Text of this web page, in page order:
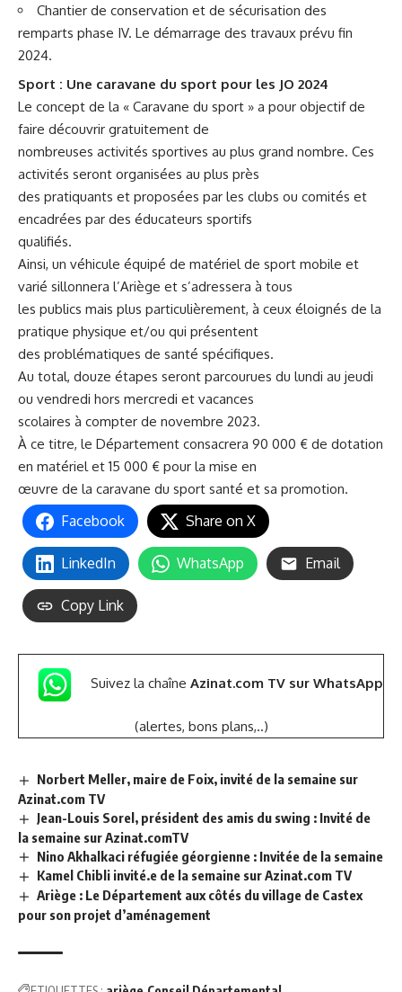
Chantier de conservation et de sécurisation des
remparts phase IV. Le démarrage des travaux prévu fin
2024.
Sport : Une caravane du sport pour les JO 2024
Le concept de la « Caravane du sport » a pour objectif de
faire découvrir gratuitement de
nombreuses activités sportives au plus grand nombre. Ces
activités seront organisées au plus près
des pratiquants et proposées par les clubs ou comités et
encadrées par des éducateurs sportifs
qualifiés.
Ainsi, un véhicule équipé de matériel de sport mobile et
varié sillonnera l’Ariège et s’adressera à tous
les publics mais plus particulièrement, à ceux éloignés de la
pratique physique et/ou qui présentent
des problématiques de santé spécifiques.
Au total, douze étapes seront parcourues du lundi au jeudi
ou vendredi hors mercredi et vacances
scolaires à compter de novembre 2023.
À ce titre, le Département consacrera 90 000 € de dotation
en matériel et 15 000 € pour la mise en
œuvre de la caravane du sport santé et sa promotion.
Facebook Share on X
LinkedIn WhatsApp Email
Copy Link
Suivez la chaîne Azinat.com TV sur WhatsApp
(alertes, bons plans,..)
Norbert Meller, maire de Foix, invité de la semaine sur
Azinat.com TV
Jean-Louis Sorel, président des amis du swing : Invité de
la semaine sur Azinat.comTV
Nino Akhalkaci réfugiée géorgienne : Invitée de la semaine
Kamel Chibli invité.e de la semaine sur Azinat.com TV
Ariège : Le Département aux côtés du village de Castex
pour son projet d’aménagement